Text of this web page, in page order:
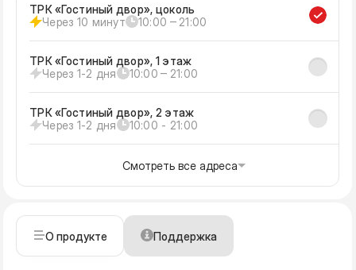
ТРК «Гостиный двор», цоколь
Через 10 минут
10:00 ‒ 21:00
ТРК «Гостиный двор», 1 этаж
Через 1-2 дня
10:00 ‒ 21:00
ТРК «Гостиный двор», 2 этаж
Через 1-2 дня
10:00 - 21:00
Смотреть все адреса
О продукте Поддержка